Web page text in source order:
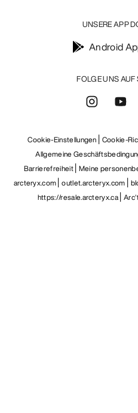
FOLGE UNS
UNSERE APP
Android
Cookie-Einstellungen Cookie-
Allgemeine
Barrierefreiheit Meine
arcteryx.com outlet.arcteryx.com
https://resale.arcteryx.ca